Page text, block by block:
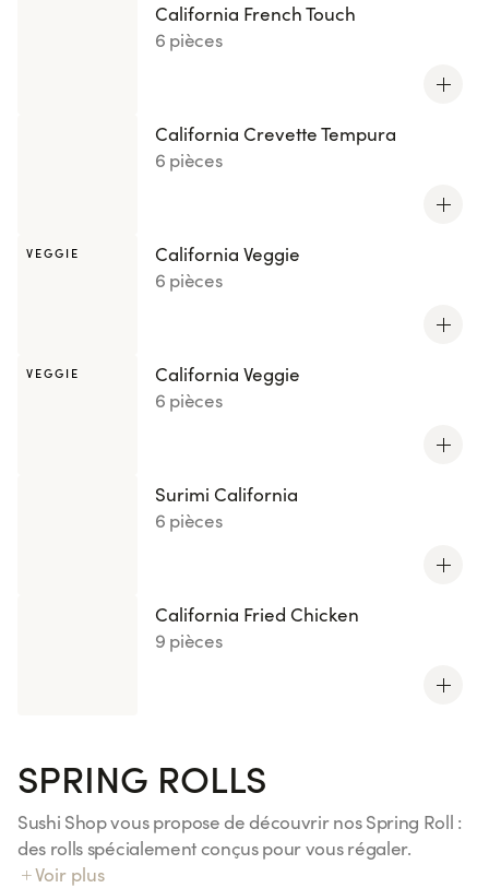
California French Touch
6 pièces
California Crevette Tempura
6 pièces
VEGGIE
California Veggie
6 pièces
VEGGIE
California Veggie
6 pièces
Surimi California
6 pièces
California Fried Chicken
9 pièces
SPRING ROLLS
Sushi Shop vous propose de découvrir nos Spring Roll :
des rolls spécialement conçus pour vous régaler.
Laissez vous tenter par nos recettes originales de roll
Voir plus